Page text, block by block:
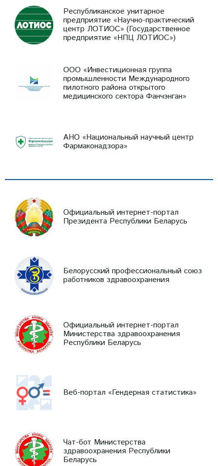
Республиканское унитарное
предприятие «Научно-практический
центр ЛОТИОС» (Государственное
предприятие «НПЦ ЛОТИОС»)
ООО «Инвестиционная группа
промышленности Международного
пилотного района открытого
медицинского сектора Фанчэнган»
АНО «Национальный научный центр
Фармаконадзора»
Официальный интернет-портал
Президента Республики Беларусь
Белорусский профессиональный союз
работников здравоохранения
Официальный интернет-портал
Министерства здравоохранения
Республики Беларусь
Веб-портал «Гендерная статистика»
Чат-бот Министерства
здравоохранения Республики
Беларусь